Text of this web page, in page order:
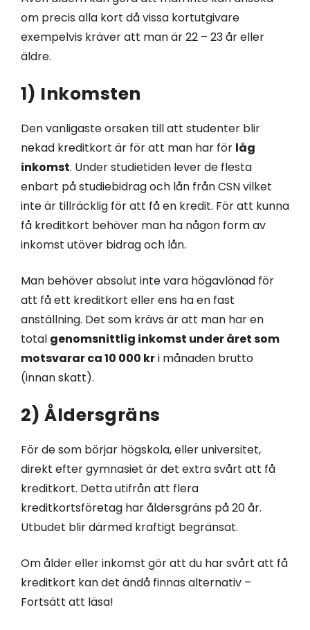
om precis alla kort då vissa kortutgivare
exempelvis kräver att man är 22 – 23 år eller
äldre.
1) Inkomsten
Den vanligaste orsaken till att studenter blir
nekad kreditkort är för att man har för låg
inkomst. Under studietiden lever de flesta
enbart på studiebidrag och lån från CSN vilket
inte är tillräcklig för att få en kredit. För att kunna
få kreditkort behöver man ha någon form av
inkomst utöver bidrag och lån.
Man behöver absolut inte vara högavlönad för
att få ett kreditkort eller ens ha en fast
anställning. Det som krävs är att man har en
total genomsnittlig inkomst under året som
motsvarar ca 10 000 kri månaden brutto
(innan skatt).
2) Åldersgräns
För de som börjar högskola, eller universitet,
direkt efter gymnasiet är det extra svårt att få
kreditkort. Detta utifrån att flera
kreditkortsföretag har åldersgräns på 20 år.
Utbudet blir därmed kraftigt begränsat.
Om ålder eller inkomst gör att du har svårt att få
kreditkort kan det ändå finnas alternativ –
Fortsätt att läsa!